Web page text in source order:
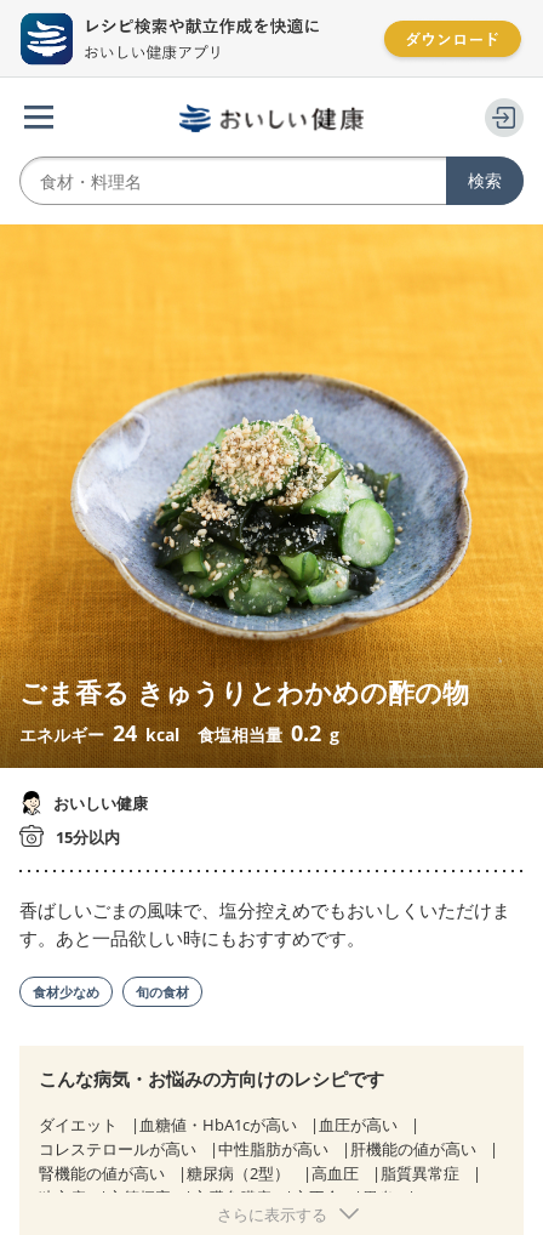
ごま香る きゅうりとわかめの酢の物
エネルギー24 kcal 食塩相当量0.2 g
おいしい健康
15分以内
香ばしいごまの風味で、塩分控えめでもおいしくいただけま
す。あと一品欲しい時にもおすすめです。
食材少なめ 旬の食材
こんな病気・お悩みの方向けのレシピです
ダイエット 血糖値・HbA1cが高い
血圧が高い
コレステロールが高い
中性脂肪が高い
肝機能の値が高い
腎機能の値が高い
糖尿病（2型） 高血圧
脂質異常症
狭心症
心筋梗塞 心臓弁膜症 心不全
胃炎
逆流性食道炎
胆石症
さらに表示する